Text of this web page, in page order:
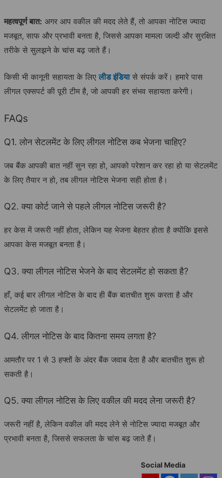
महत्वपूर्ण बात: अगर आप वकील की मदद लेते हैं, तो आपका नोटिस ज्यादा
मजबूत, साफ और प्रभावी बनता है, जिससे आपका मामला जल्दी और सुरक्षित
तरीके से सुलझने के चांस बढ़ जाते हैं।
किसी भी कानूनी सहायता के लिएलीड इंडियासे संपर्क करें। हमारे पास
लीगल एक्सपर्ट की पूरी टीम है, जो आपकी हर संभव सहायता करेगी।
FAQs
Q1. लोन सेटलमेंट के लिए लीगल नोटिस कब भेजना चाहिए?
जब बैंक आपकी बात नहीं सुन रहा हो, आपको परेशान कर रहा हो या सेटलमेंट
के लिए तैयार न हो, तब लीगल नोटिस भेजना सही होता है।
Q2. क्या कोर्ट जाने से पहले लीगल नोटिस जरूरी है?
हर केस में जरूरी नहीं होता, लेकिन यह भेजना बेहतर होता है क्योंकि इससे
आपका केस मजबूत बनता है।
Q3. क्या लीगल नोटिस भेजने के बाद सेटलमेंट हो सकता है?
हाँ, कई बार लीगल नोटिस के बाद ही बैंक बातचीत शुरू करता है और
सेटलमेंट हो जाता है।
Q4. लीगल नोटिस के बाद कितना समय लगता है?
आमतौर पर 1 से 3 हफ्तों के अंदर बैंक जवाब देता है और बातचीत शुरू हो
सकती है।
Q5. क्या लीगल नोटिस के लिए वकील की मदद लेना जरूरी है?
जरूरी नहीं है, लेकिन वकील की मदद लेने से नोटिस ज्यादा मजबूत और
प्रभावी बनता है, जिससे सफलता के चांस बढ़ जाते हैं।
Social Media